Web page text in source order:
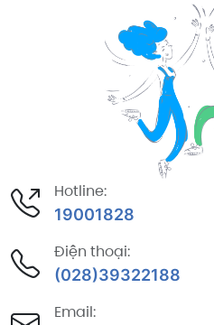
Hotline:
19001828
Điện thoại:
(028)39322188
Email: